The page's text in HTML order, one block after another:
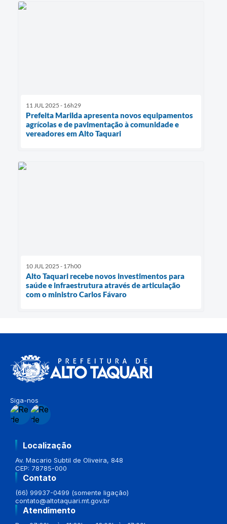
11 JUL 2025 - 16h29
Prefeita Marilda apresenta novos equipamentos
agrícolas e de pavimentação à comunidade e
vereadores em Alto Taquari
10 JUL 2025 - 17h00
Alto Taquari recebe novos investimentos para
saúde e infraestrutura através de articulação
com o ministro Carlos Fávaro
Siga-nos
Localização
Av. Macario Subtil de Oliveira, 848
CEP: 78785-000
Contato
(66) 99937-0499 (somente ligação)
contato@altotaquari.mt.gov.br
Atendimento